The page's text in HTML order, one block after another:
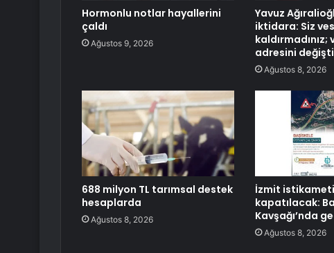
Hormonlu notlar hayallerini
çaldı
Ağustos 9, 2026
Yavuz
iktidara: Siz
adresini
Ağustos 8, 2026
688 milyon TL tarımsal destek
hesaplarda
Ağustos 8, 2026
İzmit
kapatılacak:
Kavşağı’nda
Ağustos 8, 2026